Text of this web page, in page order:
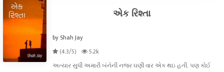
એક રિશ્તા
by Shah Jay
(4.3/5)
5.2k
અત્યાર સુધી અમારી બંનેની નજર ઘણી વાર એક થઇ હતી. પણ કોઈ